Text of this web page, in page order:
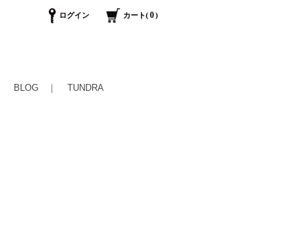
ログイン カート(0)
BLOG ｜ TUNDRA